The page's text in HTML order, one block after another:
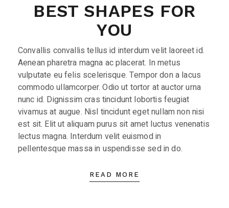
BEST SHAPES FOR
YOU
Convallis convallis tellus id interdum velit laoreet id.
Aenean pharetra magna ac placerat. In metus
vulputate eu felis scelerisque. Tempor don a lacus
commodo ullamcorper. Odio ut tortor at auctor urna
nunc id. Dignissim cras tincidunt lobortis feugiat
vivamus at augue. Nisl tincidunt eget nullam non nisi
est sit. Elit ut aliquam purus sit amet luctus venenatis
lectus magna. Interdum velit euismod in
pellentesque massa in uspendisse sed in do.
READ MORE